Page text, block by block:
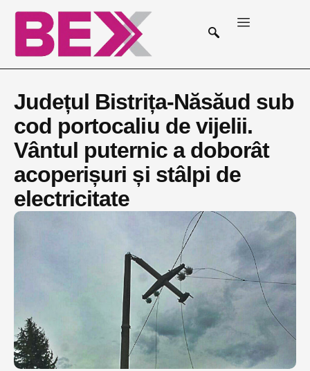
Județul Bistrița-Năsăud sub
cod portocaliu de vijelii.
Vântul puternic a doborât
acoperișuri și stâlpi de
electricitate